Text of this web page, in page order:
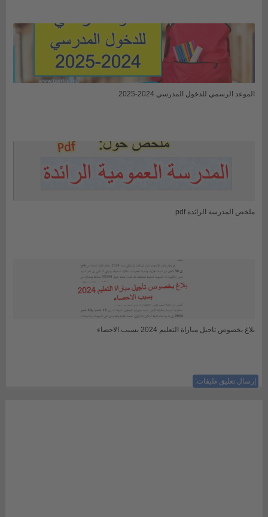
الموعد الرسمي للدخول المدرسي 2024-2025
ملخص المدرسة الرائدة pdf
بلاغ بخصوص تاجيل مباراة التعليم 2024 بسبب الاحصاء
ليست هناك تعليقات:
إرسال تعليق